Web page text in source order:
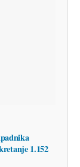
1.152